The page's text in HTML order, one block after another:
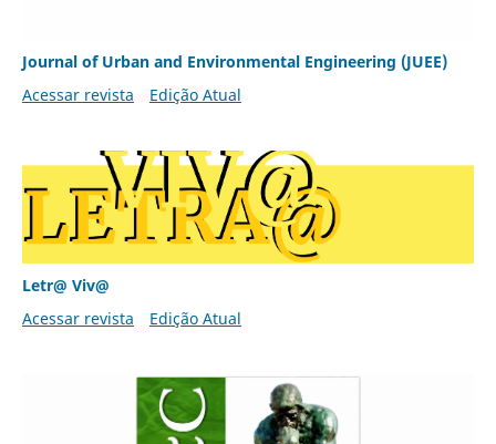
Journal of Urban and Environmental Engineering (JUEE)
Acessar revista
Edição Atual
Letr@ Viv@
Acessar revista
Edição Atual